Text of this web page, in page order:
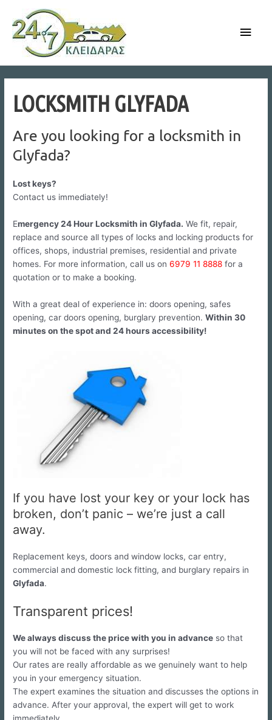
content
Main
LOCKSMITH GLYFADA
Are you looking for a locksmith in
Glyfada?
Lost keys?
Contact us immediately!
Emergency 24 Hour Locksmith in Glyfada. We fit, repair,
replace and source all types of locks and locking products for
offices, shops, industrial premises, residential and private
homes. For more information, call us on6979 11 8888 for a
quotation or to make a booking.
With a great deal of experience in: doors opening, safes
opening, car doors opening, burglary prevention.Within 30
minutes on the spot and 24 hours accessibility!
If you have lost your key or your lock has
broken, don’t panic – we’re just a call
away.
Replacement keys, doors and window locks, car entry,
commercial and domestic lock fitting, and burglary repairs in
Glyfada.
Transparent prices!
We always discuss the price with you in advance so that
you will not be faced with any surprises!
Our rates are really affordable as we genuinely want to help
you in your emergency situation.
The expert examines the situation and discusses the options in
advance. After your approval, the expert will get to work
immediately.